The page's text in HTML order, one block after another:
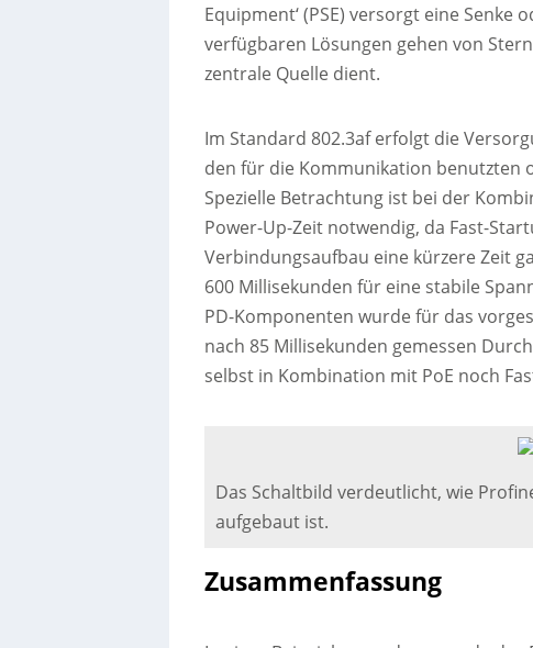
Equipment‘ (PSE) versorgt eine Senke
verfügbaren Lösungen gehen von
zentrale Quelle dient.
Im Standard 802.3af erfolgt die
den für die Kommunikation benutzten
Spezielle Betrachtung ist bei der
Power-Up-Zeit notwendig, da Fast-
Verbindungsaufbau eine kürzere Zeit
600 Millisekunden für eine stabile
PD-Komponenten wurde für das
nach 85 Millisekunden gemessen
selbst in Kombination mit PoE noch
Das Schaltbild verdeutlicht, wie
aufgebaut ist.
Zusammenfassung